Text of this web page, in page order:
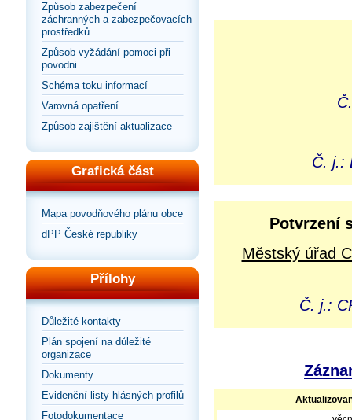
Způsob zabezpečení
záchranných a zabezpečovacích
prostředků
Způsob vyžádání pomoci při
povodni
Schéma toku informací
Varovná opatření
Způsob zajištění aktualizace
Grafická část
Mapa povodňového plánu obce
dPP České republiky
Přílohy
Důležité kontakty
Plán spojení na důležité
organizace
Dokumenty
Evidenční listy hlásných profilů
Fotodokumentace
Č. j.:
Potvrzení
Městský úřad
Č. j.: